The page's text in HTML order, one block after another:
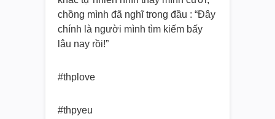
chồng mình đã nghĩ trong đầu : “Đây
chính là người mình tìm kiếm bấy
lâu nay rồi!”
#thplove
#thpyeu